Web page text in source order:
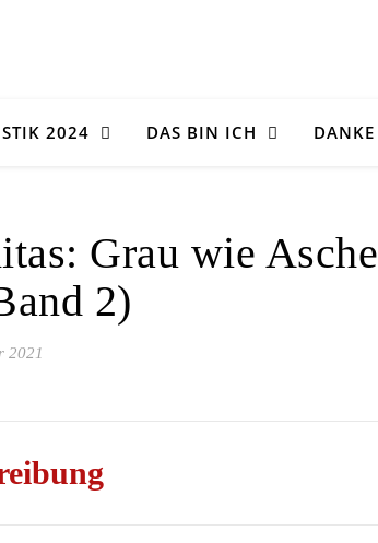
2024 DAS BIN ICH DANKE
Grau wie Asche
2)
2021